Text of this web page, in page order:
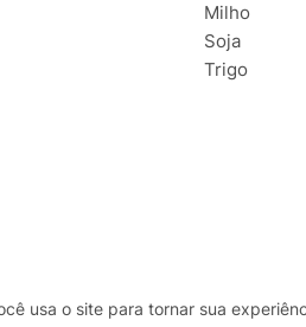
Milho
Soja
Trigo
usa o site para tornar sua